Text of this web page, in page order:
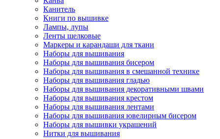
Канитель
Книги по вышивке
Лампы, лупы
Ленты шелковые
Маркеры и карандаши для ткани
Наборы для вышивания
Наборы для вышивания бисером
Наборы для вышивания в смешанной технике
Наборы для вышивания гладью
Наборы для вышивания декоративными швами
Наборы для вышивания крестом
Наборы для вышивания лентами
Наборы для вышивания ювелирным бисером
Наборы для вышивки украшений
Нитки для вышивания